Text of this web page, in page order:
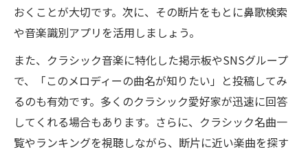
おくことが大切です。次に、その断片をもとに鼻歌検索
や音楽識別アプリを活用しましょう。
また、クラシック音楽に特化した掲示板やSNSグループ
で、「このメロディーの曲名が知りたい」と投稿してみ
るのも有効です。多くのクラシック愛好家が迅速に回答
してくれる場合もあります。さらに、クラシック名曲一
覧やランキングを視聴しながら、断片に近い楽曲を探す